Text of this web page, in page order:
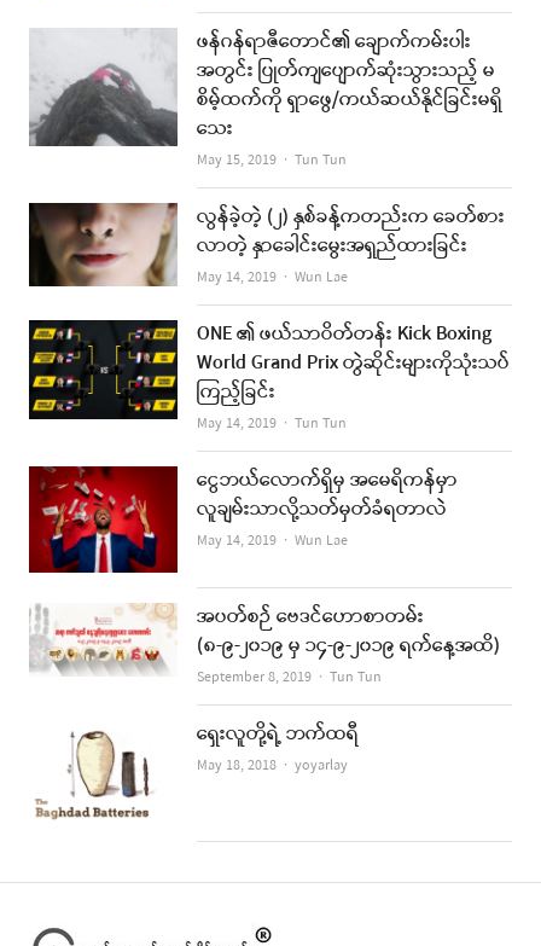
ဖန်ဂန်ရာဇီတောင်၏ ချောက်ကမ်းပါး
အတွင်း ပြုတ်ကျပျောက်ဆုံးသွားသည့် မ
စိမ့်ထက်ကို ရှာဖွေ/ကယ်ဆယ်နိုင်ခြင်းမရှိ
သေး
May 15, 2019 Author
Tun Tun
လွန်ခဲ့တဲ့ (၂) နှစ်ခန့်ကတည်းက ခေတ်စား
လာတဲ့ နှာခေါင်းမွေးအရှည်ထားခြင်း
May 14, 2019 Author
Wun Lae
ONE ၏ ဖယ်သာဝိတ်တန်း Kick Boxing
World Grand Prix တွဲဆိုင်းများကိုသုံးသပ်
ကြည့်ခြင်း
May 14, 2019 Author
Tun Tun
ငွေဘယ်လောက်ရှိမှ အမေရိကန်မှာ
လူချမ်းသာလို့သတ်မှတ်ခံရတာလဲ
May 14, 2019 Author
Wun Lae
အပတ်စဉ် ဗေဒင်ဟောစာတမ်း
(၈-၉-၂၀၁၉ မှ ၁၄-၉-၂၀၁၉ ရက်နေ့အထိ)
September 8, 2019 Author
Tun Tun
ရှေးလူတို့ရဲ့ ဘက်ထရီ
May 18, 2018 Author
yoyarlay